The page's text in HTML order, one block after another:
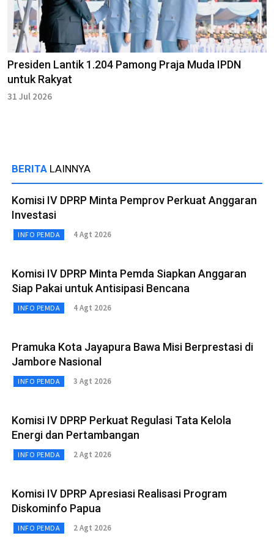
Presiden Lantik 1.204 Pamong Praja Muda IPDN
untuk Rakyat
31 Jul 2026
BERITA LAINNYA
Komisi IV DPRP Minta Pemprov Perkuat Anggaran
Investasi
INFO PEMDA 4 Agt 2026
Komisi IV DPRP Minta Pemda Siapkan Anggaran
Siap Pakai untuk Antisipasi Bencana
INFO PEMDA 4 Agt 2026
Pramuka Kota Jayapura Bawa Misi Berprestasi di
Jambore Nasional
INFO PEMDA 3 Agt 2026
Komisi IV DPRP Perkuat Regulasi Tata Kelola
Energi dan Pertambangan
INFO PEMDA 2 Agt 2026
Komisi IV DPRP Apresiasi Realisasi Program
Diskominfo Papua
INFO PEMDA 2 Agt 2026